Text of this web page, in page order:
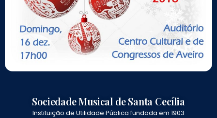
Sociedade Musical de Santa Cecília
Instituição de Utilidade Pública fundada em 1903